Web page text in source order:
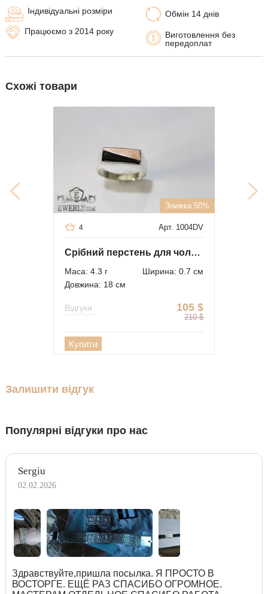
Обмін 14 днів
Виготовлення без
передоплат
Індивідуальні розміри
Працюємо з 2014 року
Схожі товари
Знижка 50%
Арт. 1004DV
4
Срібний перстень для чоловіка з золотими вставками
Маса: 4.3 г
Ширина: 0.7 см
Довжина: 18 см
105 $
210 $
Відгуки
Купити
Залишити відгук
Популярні відгуки про нас
Sergiu
02.02.2026
Здравствуйте,пришла посылка. Я ПРОСТО В
ВОСТОРГЕ. ЕЩЁ РАЗ СПАСИБО ОГРОМНОЕ.